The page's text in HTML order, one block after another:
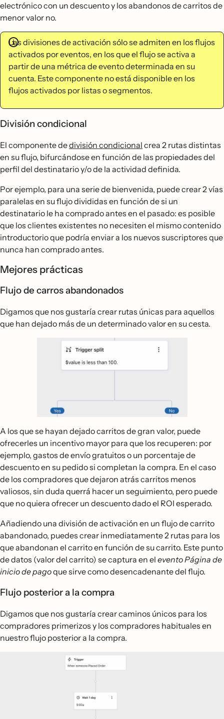
electrónico con un descuento y los abandonos de carritos de
menor valor no.
Las divisiones de activación sólo se admiten en los flujos
activados por eventos, en los que el flujo se activa a
partir de una métrica de evento determinada en su
cuenta. Este componente no está disponible en los
flujos activados por listas o segmentos.
División condicional
El componente dedivisión condicional crea 2 rutas distintas
en su flujo, bifurcándose en función de las propiedades del
perfil del destinatario y/o de la actividad definida.
Por ejemplo, para una serie de bienvenida, puede crear 2 vías
paralelas en su flujo divididas en función de si un
destinatario le ha comprado antes en el pasado: es posible
que los clientes existentes no necesiten el mismo contenido
introductorio que podría enviar a los nuevos suscriptores que
nunca han comprado antes.
Mejores prácticas
Flujo de carros abandonados
Digamos que nos gustaría crear rutas únicas para aquellos
que han dejado más de un determinado valor en su cesta.
A los que se hayan dejado carritos de gran valor, puede
ofrecerles un incentivo mayor para que los recuperen: por
ejemplo, gastos de envío gratuitos o un porcentaje de
descuento en su pedido si completan la compra. En el caso
de los compradores que dejaron atrás carritos menos
valiosos, sin duda querrá hacer un seguimiento, pero puede
que no quiera ofrecer un descuento dado el ROI esperado.
Añadiendo una división de activación en un flujo de carrito
abandonado, puedes crear inmediatamente 2 rutas para los
que abandonan el carrito en función de su carrito. Este punto
de datos (valor del carrito) se captura en el evento Página de
inicio de pagoque sirve como desencadenante del flujo.
Flujo posterior a la compra
Digamos que nos gustaría crear caminos únicos para los
compradores primerizos y los compradores habituales en
nuestro flujo posterior a la compra.